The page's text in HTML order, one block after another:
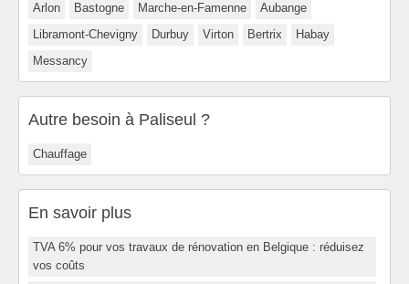
Arlon Bastogne Marche-en-Famenne
Aubange
Libramont-Chevigny
Durbuy Virton Bertrix
Habay
Messancy
Autre besoin à Paliseul ?
Chauffage
En savoir plus
TVA 6% pour vos travaux de rénovation en Belgique : réduisez
vos coûts